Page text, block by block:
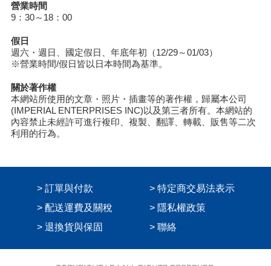
營業時間
9：30～18：00
假日
週六・週日、國定假日、年底年初（12/29～01/03）
※營業時間/假日皆以日本時間為基準。
關於著作權
本網站所使用的文章・照片・插畫等的著作權，歸屬本公司
(IMPERIAL ENTERPRISES INC)以及第三者所有。本網站的
內容禁止未經許可進行複印、複製、翻譯、轉載、販售等二次
利用的行為。
> 訂單與付款
> 配送運費及關稅
> 退換貨與保固
> 特定商交易法表示
> 隱私權政策
> 聯絡